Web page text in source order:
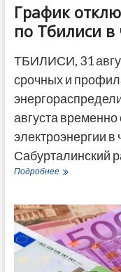
График
по Тбилиси в
ТБИЛИСИ, 31
срочных и
августа
электроэнергии в
Сабурталинский
ПодробнееГрафик
по
Тбилиси
в
четверг
31